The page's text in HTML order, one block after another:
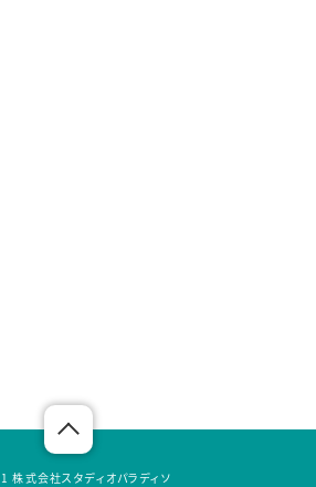
株式会社スタディオパラディソ